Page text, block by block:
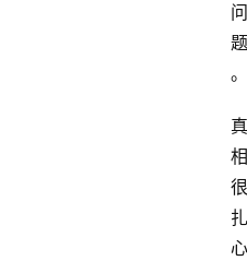
问
题
。
真
相
很
扎
心